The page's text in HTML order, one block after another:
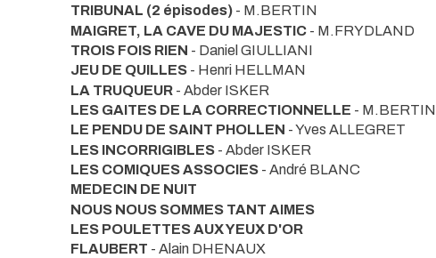
TRIBUNAL (2 épisodes) - M.BERTIN
MAIGRET, LA CAVE DU MAJESTIC - M.FRYDLAND
TROIS FOIS RIEN - Daniel GIULLIANI
JEU DE QUILLES - Henri HELLMAN
LA TRUQUEUR - Abder ISKER
LES GAITES DE LA CORRECTIONNELLE - M.BERTIN
LE PENDU DE SAINT PHOLLEN - Yves ALLEGRET
LES INCORRIGIBLES - Abder ISKER
LES COMIQUES ASSOCIES - André BLANC
MEDECIN DE NUIT
NOUS NOUS SOMMES TANT AIMES
LES POULETTES AUX YEUX D'OR
FLAUBERT - Alain DHENAUX